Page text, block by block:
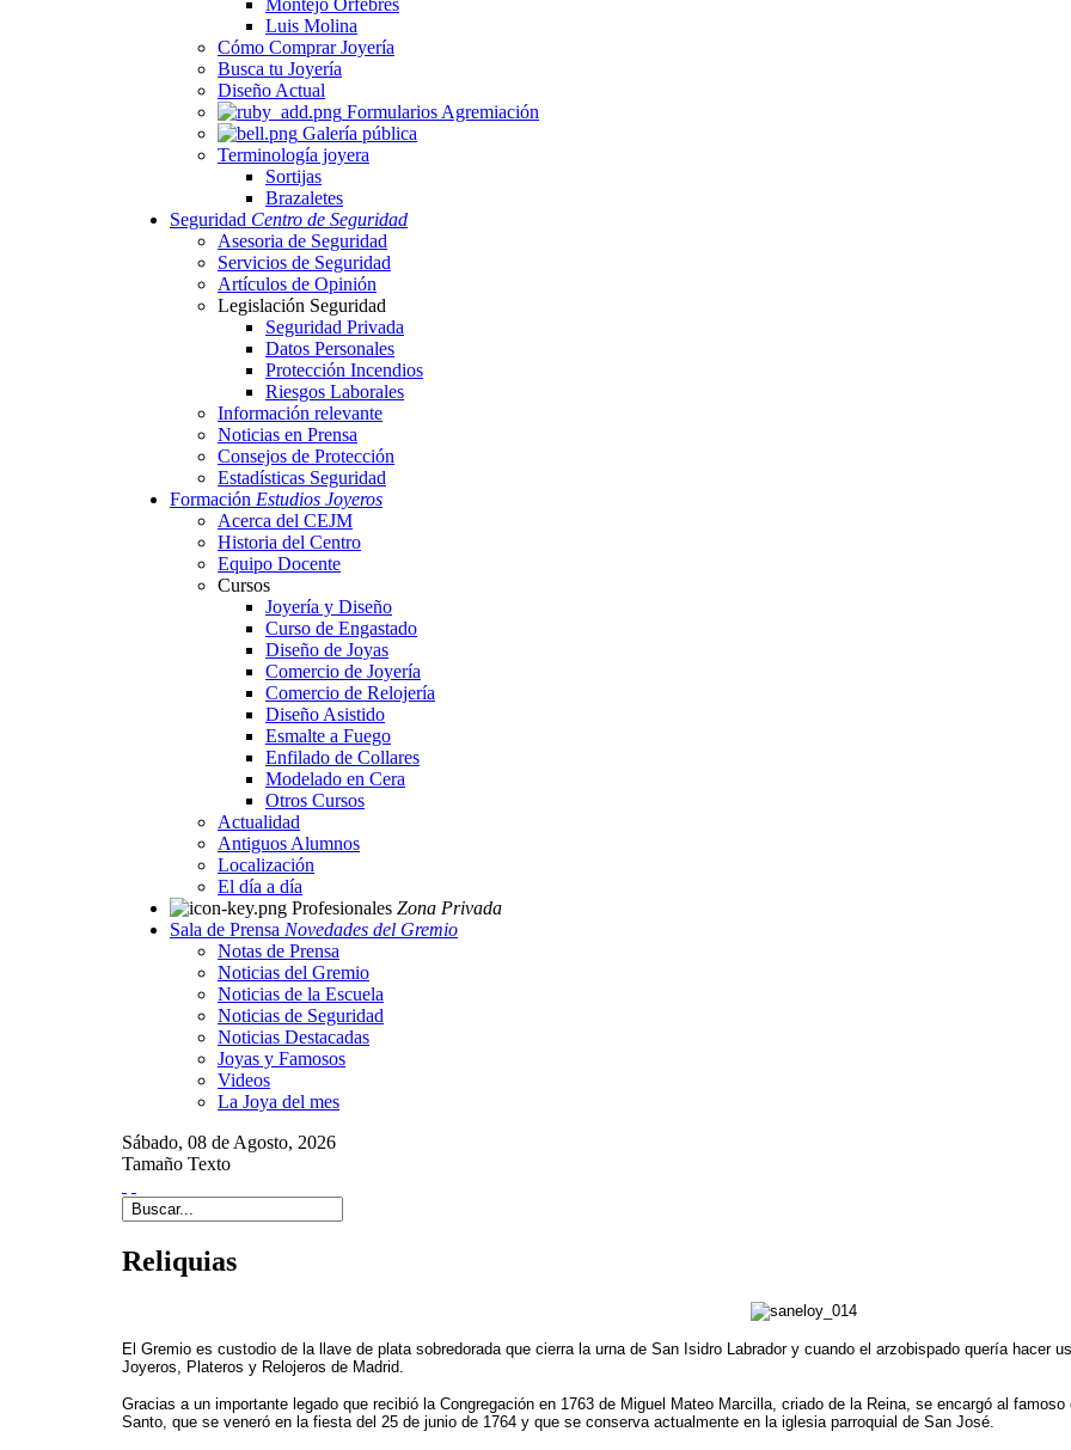
Montejo Orfebres
Luis Molina
Cómo Comprar Joyería
Busca tu Joyería
Diseño Actual
Formularios Agremiación
Galería pública
Terminología joyera
Sortijas
Brazaletes
Seguridad Centro de Seguridad
Asesoria de Seguridad
Servicios de Seguridad
Artículos de Opinión
Legislación Seguridad
Seguridad Privada
Datos Personales
Protección Incendios
Riesgos Laborales
Información relevante
Noticias en Prensa
Consejos de Protección
Estadísticas Seguridad
Formación Estudios Joyeros
Acerca del CEJM
Historia del Centro
Equipo Docente
Cursos
Joyería y Diseño
Curso de Engastado
Diseño de Joyas
Comercio de Joyería
Comercio de Relojería
Diseño Asistido
Esmalte a Fuego
Enfilado de Collares
Modelado en Cera
Otros Cursos
Actualidad
Antiguos Alumnos
Localización
El día a día
Profesionales Zona Privada
Sala de Prensa Novedades del Gremio
Notas de Prensa
Noticias del Gremio
Noticias de la Escuela
Noticias de Seguridad
Noticias Destacadas
Joyas y Famosos
Videos
La Joya del mes
Sábado, 08 de Agosto, 2026
Tamaño Texto
Reliquias
El Gremio es custodio de la llave de plata sobredorada que cierra la urna de San Isidro Labrador y cuando el arzobispado quería hacer
Joyeros, Plateros y Relojeros de Madrid.
Gracias a un importante legado que recibió la Congregación en 1763 de Miguel Mateo Marcilla, criado de la Reina, se encargó al
Santo, que se veneró en la fiesta del 25 de junio de 1764 y que se conserva actualmente en la iglesia parroquial de San José.